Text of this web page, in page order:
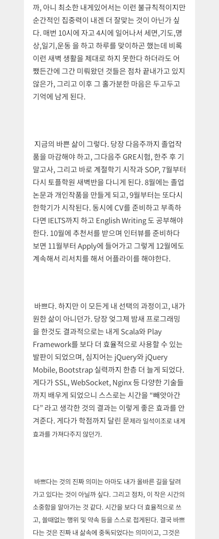
까, 아니 최소한 내게있어서는 이런 불규칙적이지만
순간적인 집중력이 내겐 더 잘맞는 것이 아닌가 싶
다. 매번 10시에 자고 4시에 일어나서 세면,기도,명
상,일기,운동 을 하고 하루를 맞이하곤 했는데 비록
이런 새벽 생활을 제대로 하지 못한다 하더라도 어
쨌든간에 그간 미뤄왔던 것들은 점차 끝내가고 있지
않은가, 그리고 이후 그 홀가분한 마음은 두고두고
기억에 남게 된다.
지금의 바쁜 삶이 그렇다. 당장 다음주까지 졸업작
품을 마감해야 하고, 그다음주 GRE시험, 한주 후 기
말고사, 그리고 바로 계절학기 시작과 SOP, 7월부터
다시 토플학원 새벽반을 다니게 된다. 8월에는 졸업
논문과 개인작품을 만들게 되고, 9월부터는 또다시
한학기가 시작된다. 동시에 CV를 준비하고 부족하
다면 IELTS까지 하고 English Writing 도 공부해야
한다. 10월에 추천서를 받으며 인터뷰를 준비하다
보면 11월부터 Apply에 들어가고 그렇게 12월에도
계속해서 리서치를 해서 어플라이를 해야한다.
바쁘다. 하지만 이 모든게 내 선택의 과정이고, 내가
원한 삶이 아니던가. 당장 엊그제 밤새 프로그래밍
을 한것도 결과적으로는 내게 Scala와 Play
Framework를 보다 더 효율적으로 사용할 수 있는
발판이 되었으며, 심지어는 jQuery와 jQuery
Mobile, Bootstrap 실력까지 한층 더 늘게 되었다.
게다가 SSL, WebSocket, Nginx 등 다양한 기술들
까지 배우게 되었으니 스스로는 시간을 “빼앗아간
다” 라고 생각한 것의 결과는 이렇게 좋은 효과를 안
겨준다. 게다가 학점까지 달린 문제라 일석이조로 내게
효과를 가져다주지 않던가.
바쁘다는 것의 진짜 의미는 아마도 내가 올바른 길을 달려
가고 있다는 것이 아닐까 싶다. 그리고 점차, 이 작은 시간의
소중함을 알아가는 것 같다. 시간을 보다 더 효율적으로 쓰
고, 쓸때없는 행위 및 약속 등을 스스로 접게된다. 결국 바쁘
다는 것은 진짜 내 삶속에 중독되었다는 의미이고, 그것은